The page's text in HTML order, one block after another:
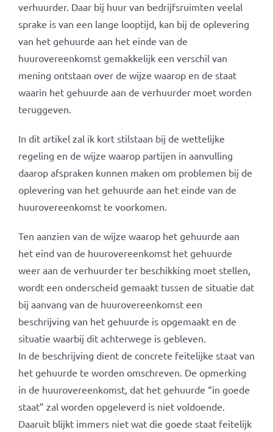
verhuurder. Daar bij huur van bedrijfsruimten veelal
sprake is van een lange looptijd, kan bij de oplevering
van het gehuurde aan het einde van de
huurovereenkomst gemakkelijk een verschil van
mening ontstaan over de wijze waarop en de staat
waarin het gehuurde aan de verhuurder moet worden
teruggeven.
In dit artikel zal ik kort stilstaan bij de wettelijke
regeling en de wijze waarop partijen in aanvulling
daarop afspraken kunnen maken om problemen bij de
oplevering van het gehuurde aan het einde van de
huurovereenkomst te voorkomen.
Ten aanzien van de wijze waarop het gehuurde aan
het eind van de huurovereenkomst het gehuurde
weer aan de verhuurder ter beschikking moet stellen,
wordt een onderscheid gemaakt tussen de situatie dat
bij aanvang van de huurovereenkomst een
beschrijving van het gehuurde is opgemaakt en de
situatie waarbij dit achterwege is gebleven.
In de beschrijving dient de concrete feitelijke staat van
het gehuurde te worden omschreven. De opmerking
in de huurovereenkomst, dat het gehuurde “in goede
staat” zal worden opgeleverd is niet voldoende.
Daaruit blijkt immers niet wat die goede staat feitelijk